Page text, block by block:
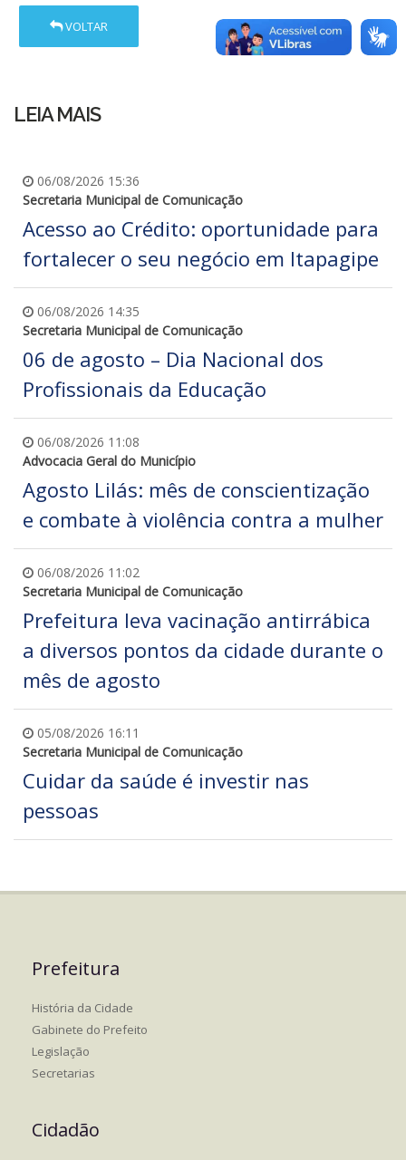
VOLTAR
LEIA MAIS
06/08/2026 15:36
Secretaria Municipal de Comunicação
Acesso ao Crédito: oportunidade para
fortalecer o seu negócio em Itapagipe
06/08/2026 14:35
Secretaria Municipal de Comunicação
06 de agosto – Dia Nacional dos
Profissionais da Educação
06/08/2026 11:08
Advocacia Geral do Município
Agosto Lilás: mês de conscientização
e combate à violência contra a mulher
06/08/2026 11:02
Secretaria Municipal de Comunicação
Prefeitura leva vacinação antirrábica
a diversos pontos da cidade durante o
mês de agosto
05/08/2026 16:11
Secretaria Municipal de Comunicação
Cuidar da saúde é investir nas
pessoas
Prefeitura
História da Cidade
Gabinete do Prefeito
Legislação
Secretarias
Cidadão